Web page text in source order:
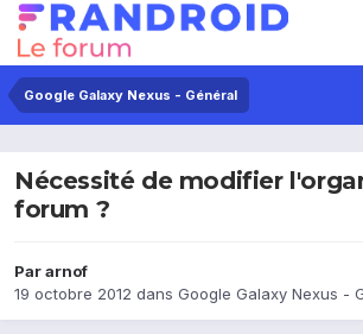
Google Galaxy Nexus - Général
Nécessité de modifier
forum ?
Pararnof
19 octobre 2012 dans Google Galaxy Nexus -